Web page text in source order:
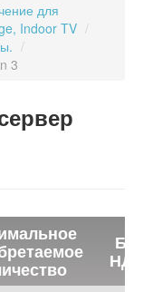
для
Indoor TV /
/
3
Без